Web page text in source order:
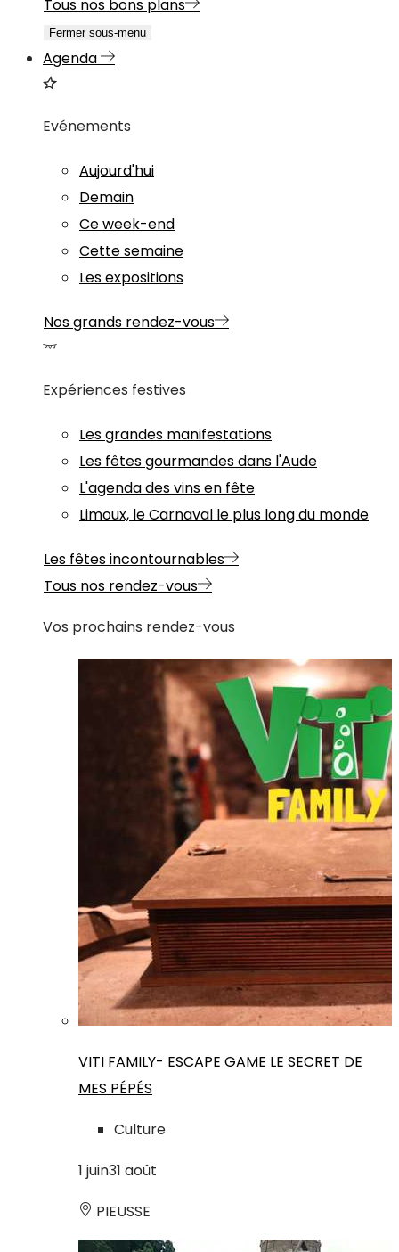
Tous nos bons plans
Fermer sous-menu
Agenda
Evénements
Aujourd'hui
Demain
Ce week-end
Cette semaine
Les expositions
Nos grands rendez-vous
Expériences festives
Les grandes manifestations
Les fêtes gourmandes dans l'Aude
L'agenda des vins en fête
Limoux, le Carnaval le plus long du monde
Les fêtes incontournables
Tous nos rendez-vous
Vos prochains rendez-vous
VITI FAMILY- ESCAPE GAME LE SECRET DE
MES PÉPÉS
Culture
1 juin31 août
PIEUSSE